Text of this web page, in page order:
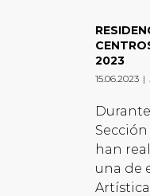
2023
15.06.2023 |
han
una de